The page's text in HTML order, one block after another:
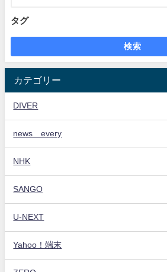
タグ
検索
カテゴリー
DIVER
news every
NHK
SANGO
U-NEXT
Yahoo！端末